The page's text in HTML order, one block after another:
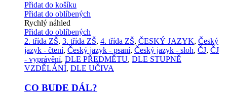
Přidat do košíku
Přidat do oblíbených
Rychlý náhled
Přidat do oblíbených
2. třída ZŠ, 3. třída ZŠ, 4. třída ZŠ, ČESKÝ JAZYK, Český
jazyk - čtení, Český jazyk - psaní, Český jazyk - sloh, ČJ, ČJ
- vyprávění, DLE PŘEDMĚTU, DLE STUPNĚ
VZDĚLÁNÍ, DLE UČIVA
CO BUDE DÁL?